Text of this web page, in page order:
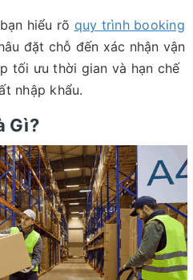
hiểu rõ quy trình booking
đặt chỗ đến xác nhận vận
tối ưu thời gian và hạn chế
nhập khẩu.
Gì?